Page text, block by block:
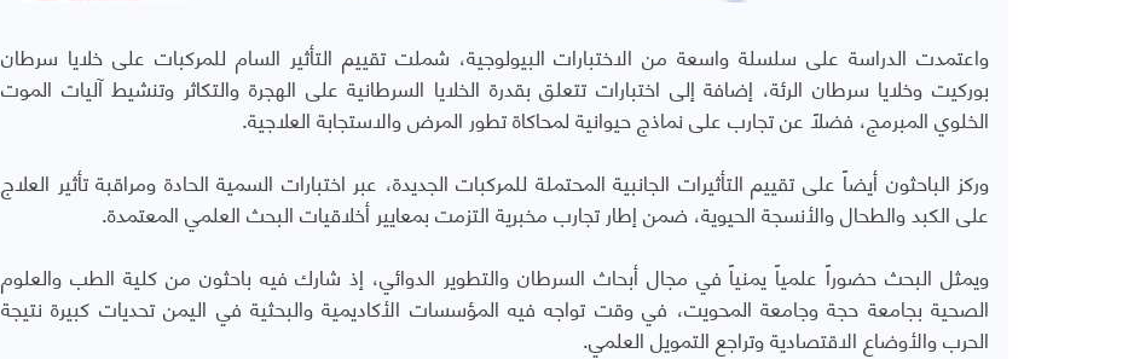
واعتمدت الدراسة على سلسلة واسعة من الاختبارات البيولوجية، شملت تقييم التأثير السام للمركبات على خلايا سرطان
بوركيت وخلايا سرطان الرئة، إضافة إلى اختبارات تتعلق بقدرة الخلايا السرطانية على الهجرة والتكاثر وتنشيط آليات الموت
الخلوي المبرمج، فضلاً عن تجارب على نماذج حيوانية لمحاكاة تطور المرض والاستجابة العلاجية.
وركز الباحثون أيضاً على تقييم التأثيرات الجانبية المحتملة للمركبات الجديدة، عبر اختبارات السمية الحادة ومراقبة تأثير العلاج
على الكبد والطحال والأنسجة الحيوية، ضمن إطار تجارب مخبرية التزمت بمعايير أخلاقيات البحث العلمي المعتمدة.
ويمثل البحث حضوراً علمياً يمنياً في مجال أبحاث السرطان والتطوير الدوائي، إذ شارك فيه باحثون من كلية الطب والعلوم
الصحية بجامعة حجة وجامعة المحويت، في وقت تواجه فيه المؤسسات الأكاديمية والبحثية في اليمن تحديات كبيرة نتيجة
الحرب والأوضاع الاقتصادية وتراجع التمويل العلمي.